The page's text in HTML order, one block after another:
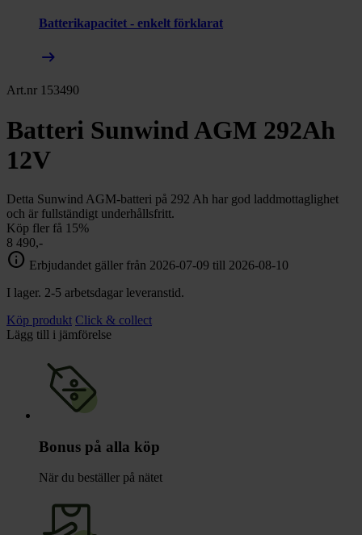
Batterikapacitet - enkelt förklarat
arrow_right_alt
Art.nr 153490
Batteri Sunwind AGM 292Ah
12V
Detta Sunwind AGM-batteri på 292 Ah har god laddmottaglighet
och är fullständigt underhållsfritt.
Köp fler få 15%
8 490,-
info Erbjudandet gäller från 2026-07-09 till 2026-08-10
I lager. 2-5 arbetsdagar leveranstid.
Köp produkt Click & collect
Lägg till i jämförelse
Bonus på alla köp
När du beställer på nätet